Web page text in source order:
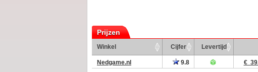
Prijzen
Winkel
Cijfer Levertijd
Nedgame.nl 9.8 €